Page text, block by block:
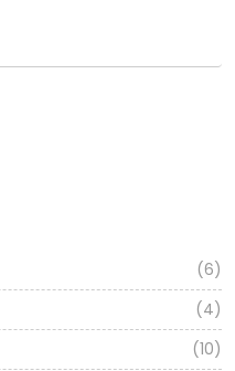
(6)
(4)
(10)